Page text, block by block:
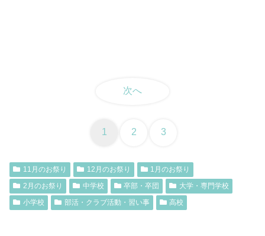
次へ
1 2 3
11月のお祭り 12月のお祭り
1月のお祭り
2月のお祭り
中学校 卒部・卒団
大学・専門学校
小学校
部活・クラブ活動・習い事 高校